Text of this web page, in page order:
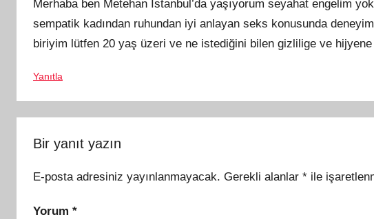
Merhaba ben Metehan İstanbul’da yaşıyorum seyahat engelim
sempatik kadından ruhundan iyi anlayan seks konusunda
biriyim lütfen 20 yaş üzeri ve ne istediğini bilen gizlilige ve
Yanıtla
Bir yanıt yazın
E-posta adresiniz yayınlanmayacak. Gerekli alanlar * ile
Yorum *